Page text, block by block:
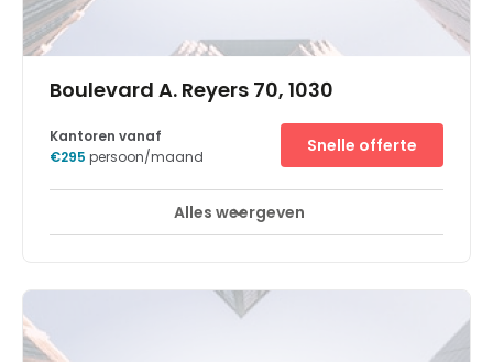
rustig plekje uit, maak verbinding met de supersnelle wifi
en ga aan het werk. Een premium werkplek om te huren
met de allerbeste voorzieningen.
Boulevard A. Reyers 70, 1030
Kantoren vanaf
€295 persoon/maand
Snelle offerte
Alles weergeven